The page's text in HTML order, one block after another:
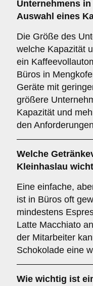
Unternehmens in
Auswahl eines
Die Größe des
welche Kapazität
ein
Büros in
Geräte mit
größere
Kapazität und
den
Welche
Kleinhaslau
Eine einfache,
ist in Büros oft
mindestens
Latte Macchiato
der Mitarbeiter
Schokolade eine
Wie wichtig ist